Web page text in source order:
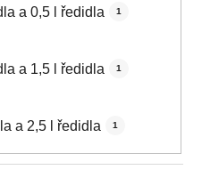
a 0,5 l ředidla 1
a 1,5 l ředidla 1
a 2,5 l ředidla 1